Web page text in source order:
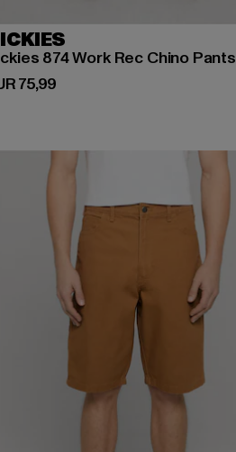
874 Work Rec Chino Pants
75,99
prijs: EUR 75,99